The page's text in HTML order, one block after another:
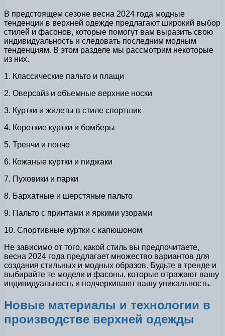
В предстоящем сезоне весна 2024 года модные
тенденции в верхней одежде предлагают широкий выбор
стилей и фасонов, которые помогут вам выразить свою
индивидуальность и следовать последним модным
тенденциям. В этом разделе мы рассмотрим некоторые
из них.
1. Классические пальто и плащи
2. Оверсайз и объемные верхние носки
3. Куртки и жилеты в стиле спортшик
4. Короткие куртки и бомберы
5. Тренчи и пончо
6. Кожаные куртки и пиджаки
7. Пуховики и парки
8. Бархатные и шерстяные пальто
9. Пальто с принтами и яркими узорами
10. Спортивные куртки с капюшоном
Не зависимо от того, какой стиль вы предпочитаете,
весна 2024 года предлагает множество вариантов для
создания стильных и модных образов. Будьте в тренде и
выбирайте те модели и фасоны, которые отражают вашу
индивидуальность и подчеркивают вашу уникальность.
Новые материалы и технологии в
производстве верхней одежды